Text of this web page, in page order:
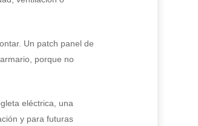
Un patch panel de
porque no
eléctrica, una
y para futuras